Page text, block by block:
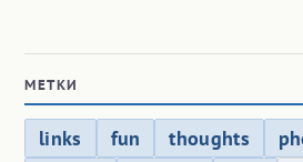
МЕТКИ
links fun thoughts